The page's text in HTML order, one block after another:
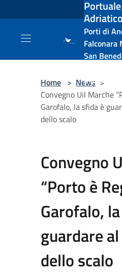
Salta al contenuto principale
Porti di
San
e Vasto
Home > News >
Convegno Uil Marche
Garofalo, la sfida è
dello scalo
Convegno
“Porto è
Garofalo,
guardare
dello scalo